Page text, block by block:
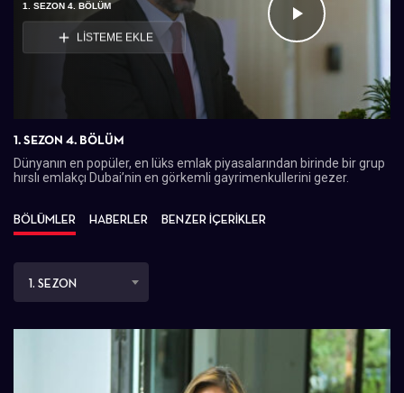
Videoyu
Oynat
1. SEZON 4. BÖLÜM
LİSTEME EKLE
1. SEZON 4. BÖLÜM
Dünyanın en popüler, en lüks emlak piyasalarından birinde bir grup
hırslı emlakçı Dubai’nin en görkemli gayrimenkullerini gezer.
BÖLÜMLER HABERLER BENZER İÇERİKLER
1. SEZON